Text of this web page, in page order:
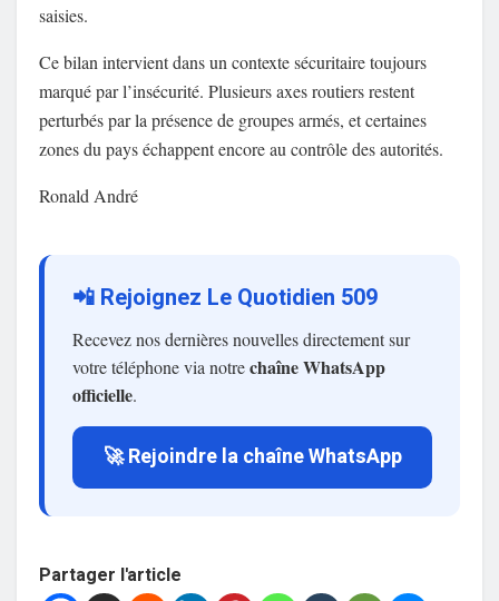
saisies.
Ce bilan intervient dans un contexte sécuritaire toujours
marqué par l’insécurité. Plusieurs axes routiers restent
perturbés par la présence de groupes armés, et certaines
zones du pays échappent encore au contrôle des autorités.
Ronald André
📲 Rejoignez Le Quotidien 509
Recevez nos dernières nouvelles directement sur
votre téléphone via notrechaîne WhatsApp
officielle.
🚀 Rejoindre la chaîne WhatsApp
Partager l'article